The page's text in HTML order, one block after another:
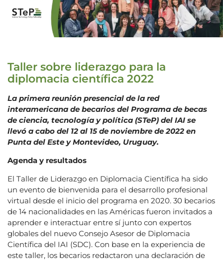
Taller sobre liderazgo para la
diplomacia científica 2022
La primera reunión presencial de la red
interamericana de becarios del Programa de becas
de ciencia, tecnología y política (STeP) del IAI se
llevó a cabo del 12 al 15 de noviembre de 2022 en
Punta del Este y Montevideo, Uruguay.
Agenda y resultados
El Taller de Liderazgo en Diplomacia Científica ha sido
un evento de bienvenida para el desarrollo profesional
virtual desde el inicio del programa en 2020. 30 becarios
de 14 nacionalidades en las Américas fueron invitados a
aprender e interactuar entre sí junto con expertos
globales del nuevo Consejo Asesor de Diplomacia
Científica del IAI (SDC). Con base en la experiencia de
este taller, los becarios redactaron una declaración de